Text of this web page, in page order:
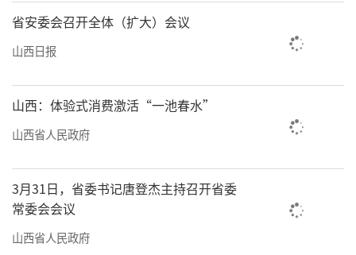
7月13日，2024年“文化和自然遗产日”展
示月活动之一非遗说大咖分享会第六期举办。
活动现场，太原金漆镶嵌的非遗传承人和山西
大学漆画教授伊宝带领观众探寻太原漆厂的前
世今生，分享古老技艺的传承与复兴。
日”以及传统节日开展宣传展示活动推动非遗
融入生活；借助中国（济南）非遗博览会、成
都国际非遗节、全国非遗曲艺周等重大展会平
省安委会召开全体（扩大）会议
山西日报
山西：体验式消费激活“一池春水”
山西省人民政府
3月31日，省委书记唐登杰主持召开省委
常委会会议
山西省人民政府